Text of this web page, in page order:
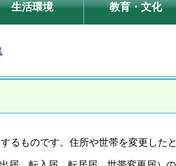
生活環境 教育・文化
るものです。住所や世帯を変更した